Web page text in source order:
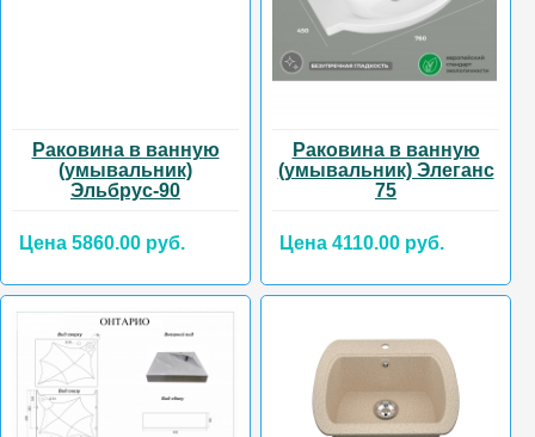
Раковина в ванную
(умывальник)
Эльбрус-90
Цена 5860.00 руб.
Раковина в ванную
(умывальник) Элеганс
75
Цена 4110.00 руб.